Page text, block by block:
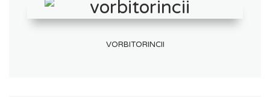
VORBITORINCII